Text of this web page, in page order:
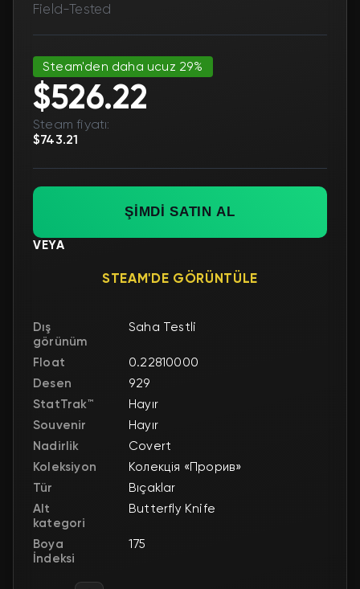
Field-Tested
Steam'den daha ucuz 29%
$526.22
Steam fiyatı:
$743.21
ŞİMDİ SATIN AL
VEYA
STEAM'DE GÖRÜNTÜLE
Dış
görünüm
Saha Testli
Float
0.22810000
Desen
929
StatTrak™
Hayır
Souvenir
Hayır
Nadirlik
Covert
Koleksiyon
Колекція «Прорив»
Tür
Bıçaklar
Alt
kategori
Butterfly Knife
Boya
İndeksi
175